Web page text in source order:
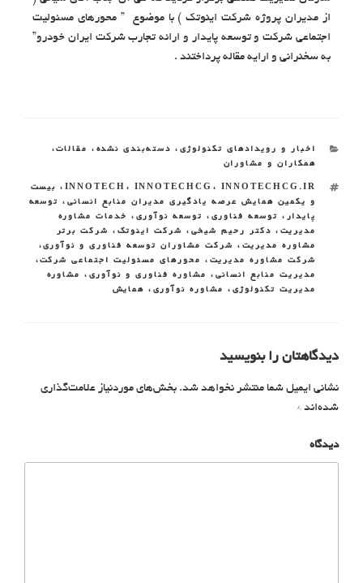
از مدیران پروژه شرکت اینوتک ) با موضوع ” محورهای مسئولیت
اجتماعی شرکت و توسعه پایدار و ارائه تجارب شرکت ایران خودرو”
به سخنرانی و ارایه مقاله پرداختند .
اخبار و رویدادهای تکنولوژی ، دسته‌بندی نشده ، مقالات،
همکاران و مشاوران
INNOTECH ، INNOTECHCG ، INNOTECHCG.IR ، بیست
و یکمین همایش عرصه یادگیری مدیران منابع انسانی ، توسعه
پایدار ، توسعه فناوری ، توسعه نوآوری ،
خدمات مشاوره
مدیریت ، دکتر رحیم شیخی ، شرکت اینوتک ،
شرکت برتر
مشاوره مدیریت ، شرکت مشاوران توسعه فناوری و نوآوری،
شرکت مشاوره مدیریت ، محورهای مسئولیت اجتماعی شرکت،
مدیریت منابع انسانی ، مشاوره فناوری و نوآوری ،
مشاوره
مدیریت تکنولوژی ، مشاوره نوآوری ، همایش
دیدگاهتان را بنویسید
نشانی ایمیل شما منتشر نخواهد شد. بخش‌های موردنیاز علامت‌گذاری
شده‌اند *
دیدگاه